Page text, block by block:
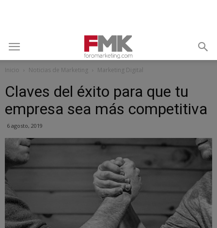
Inicio Noticias de Marketing Marketing Digital
Claves del éxito para que tu
empresa sea más competitiva
6 agosto, 2019